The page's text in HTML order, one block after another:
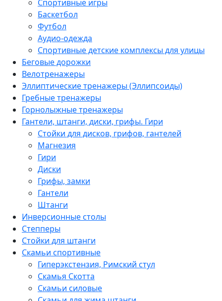
Спортивные игры
Баскетбол
Футбол
Аудио-одежда
Спортивные детские комплексы для улицы
Беговые дорожки
Велотренажеры
Эллиптические тренажеры (Эллипсоиды)
Гребные тренажеры
Горнолыжные тренажеры
Гантели, штанги, диски, грифы. Гири
Стойки для дисков, грифов, гантелей
Магнезия
Гири
Диски
Грифы, замки
Гантели
Штанги
Инверсионные столы
Степперы
Стойки для штанги
Скамьи спортивные
Гиперэкстензия, Римский стул
Скамья Скотта
Скамьи силовые